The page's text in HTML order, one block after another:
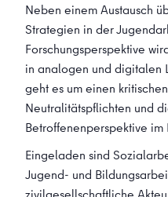
Neben einem Austausch
Strategien in der
Forschungsperspektive
in analogen und digitalen
geht es um einen
Neutralitätspflichten und
Betroffenenperspektive
Eingeladen sind
Jugend- und